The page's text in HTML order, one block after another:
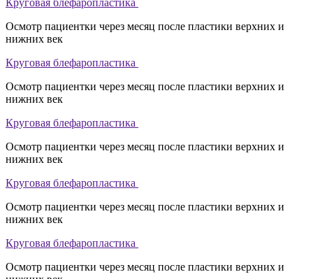
Осмотр пациентки через месяц после пластики верхних и
нижних век
Круговая блефаропластика
Осмотр пациентки через месяц после пластики верхних и
нижних век
Круговая блефаропластика
Осмотр пациентки через месяц после пластики верхних и
нижних век
Круговая блефаропластика
Осмотр пациентки через месяц после пластики верхних и
нижних век
Круговая блефаропластика
Осмотр пациентки через месяц после пластики верхних и